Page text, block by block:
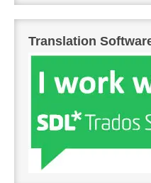
Translation